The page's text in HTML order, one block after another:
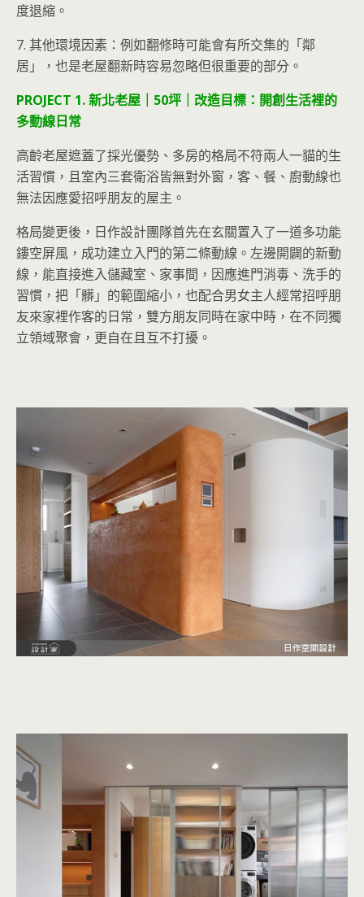
度退縮。
7. 其他環境因素：例如翻修時可能會有所交集的「鄰
居」，也是老屋翻新時容易忽略但很重要的部分。
PROJECT 1. 新北老屋｜50坪｜改造目標：開創生活裡的
多動線日常
高齡老屋遮蓋了採光優勢、多房的格局不符兩人一貓的生
活習慣，且室內三套衛浴皆無對外窗，客、餐、廚動線也
無法因應愛招呼朋友的屋主。
格局變更後，日作設計團隊首先在玄關置入了一道多功能
鏤空屏風，成功建立入門的第二條動線。左邊開闢的新動
線，能直接進入儲藏室、家事間，因應進門消毒、洗手的
習慣，把「髒」的範圍縮小，也配合男女主人經常招呼朋
友來家裡作客的日常，雙方朋友同時在家中時，在不同獨
立領域聚會，更自在且互不打擾。